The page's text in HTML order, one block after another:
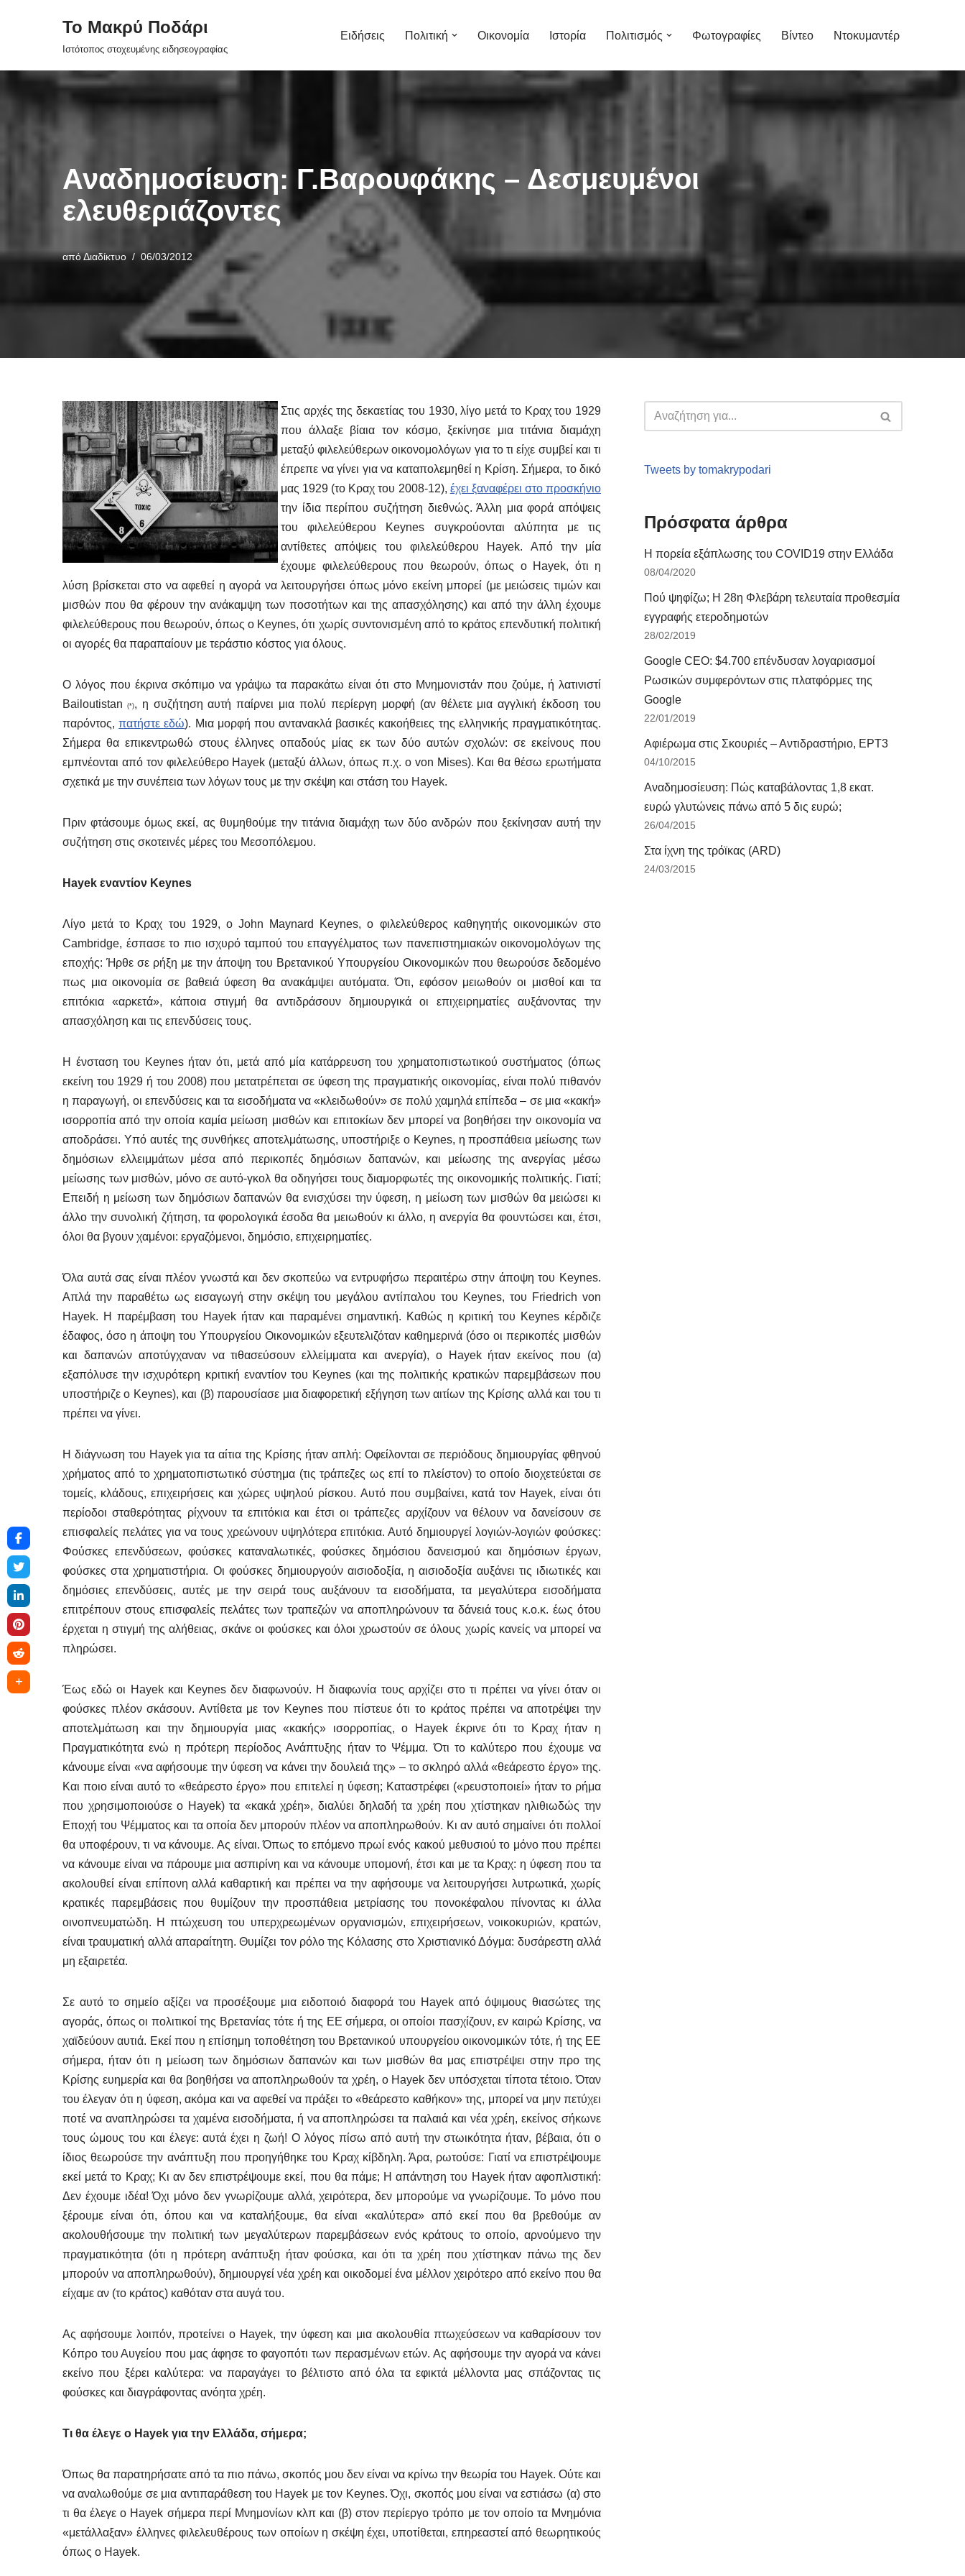
περιεχόμενο
Το Μακρύ Ποδάρι
Ιστότοπος στοχευμένης ειδησεογραφίας
Ειδήσεις Πολιτική Οικονομία Ιστορία Πολιτισμός Φωτογραφίες Βίντεο Ντοκυμαντέρ
Αναδημοσίευση: Γ.Βαρουφάκης – Δεσμευμένοι
ελευθεριάζοντες
απόΔιαδίκτυο 06/03/2012
Στις αρχές της δεκαετίας του 1930, λίγο μετά το Κραχ του 1929
που άλλαξε βίαια τον κόσμο, ξεκίνησε μια τιτάνια διαμάχη
μεταξύ φιλελεύθερων οικονομολόγων για το τι είχε συμβεί και τι
έπρεπε να γίνει για να καταπολεμηθεί η Κρίση. Σήμερα, το δικό
μας 1929 (το Κραχ του 2008-12), έχει ξαναφέρει στο προσκήνιο
την ίδια περίπου συζήτηση διεθνώς. Άλλη μια φορά απόψεις
του φιλελεύθερου Keynes συγκρούονται αλύπητα με τις
αντίθετες απόψεις του φιλελεύθερου Hayek. Από την μία
έχουμε φιλελεύθερους που θεωρούν, όπως ο Hayek, ότι η
λύση βρίσκεται στο να αφεθεί η αγορά να λειτουργήσει όπως μόνο εκείνη μπορεί (με μειώσεις τιμών και
μισθών που θα φέρουν την ανάκαμψη των ποσοτήτων και της απασχόλησης) και από την άλλη έχουμε
φιλελεύθερους που θεωρούν, όπως ο Keynes, ότι χωρίς συντονισμένη από το κράτος επενδυτική πολιτική
οι αγορές θα παραπαίουν με τεράστιο κόστος για όλους.
Ο λόγος που έκρινα σκόπιμο να γράψω τα παρακάτω είναι ότι στο Μνημονιστάν που ζούμε, ή λατινιστί
Bailoutistan (*), η συζήτηση αυτή παίρνει μια πολύ περίεργη μορφή (αν θέλετε μια αγγλική έκδοση του
παρόντος,πατήστε εδώ). Μια μορφή που αντανακλά βασικές κακοήθειες της ελληνικής πραγματικότητας.
Σήμερα θα επικεντρωθώ στους έλληνες οπαδούς μίας εκ των δύο αυτών σχολών: σε εκείνους που
εμπνέονται από τον φιλελεύθερο Hayek (μεταξύ άλλων, όπως π.χ. ο von Mises). Και θα θέσω ερωτήματα
σχετικά με την συνέπεια των λόγων τους με την σκέψη και στάση του Hayek.
Πριν φτάσουμε όμως εκεί, ας θυμηθούμε την τιτάνια διαμάχη των δύο ανδρών που ξεκίνησαν αυτή την
συζήτηση στις σκοτεινές μέρες του Μεσοπόλεμου.
Hayek εναντίον Keynes
Λίγο μετά το Κραχ του 1929, ο John Maynard Keynes, ο φιλελεύθερος καθηγητής οικονομικών στο
Cambridge, έσπασε το πιο ισχυρό ταμπού του επαγγέλματος των πανεπιστημιακών οικονομολόγων της
εποχής: Ήρθε σε ρήξη με την άποψη του Βρετανικού Υπουργείου Οικονομικών που θεωρούσε δεδομένο
πως μια οικονομία σε βαθειά ύφεση θα ανακάμψει αυτόματα. Ότι, εφόσον μειωθούν οι μισθοί και τα
επιτόκια «αρκετά», κάποια στιγμή θα αντιδράσουν δημιουργικά οι επιχειρηματίες αυξάνοντας την
απασχόληση και τις επενδύσεις τους.
Η ένσταση του Keynes ήταν ότι, μετά από μία κατάρρευση του χρηματοπιστωτικού συστήματος (όπως
εκείνη του 1929 ή του 2008) που μετατρέπεται σε ύφεση της πραγματικής οικονομίας, είναι πολύ πιθανόν
η παραγωγή, οι επενδύσεις και τα εισοδήματα να «κλειδωθούν» σε πολύ χαμηλά επίπεδα – σε μια «κακή»
ισορροπία από την οποία καμία μείωση μισθών και επιτοκίων δεν μπορεί να βοηθήσει την οικονομία να
αποδράσει. Υπό αυτές της συνθήκες αποτελμάτωσης, υποστήριξε ο Keynes, η προσπάθεια μείωσης των
δημόσιων ελλειμμάτων μέσα από περικοπές δημόσιων δαπανών, και μείωσης της ανεργίας μέσω
μείωσης των μισθών, μόνο σε αυτό-γκολ θα οδηγήσει τους διαμορφωτές της οικονομικής πολιτικής. Γιατί;
Επειδή η μείωση των δημόσιων δαπανών θα ενισχύσει την ύφεση, η μείωση των μισθών θα μειώσει κι
άλλο την συνολική ζήτηση, τα φορολογικά έσοδα θα μειωθούν κι άλλο, η ανεργία θα φουντώσει και, έτσι,
όλοι θα βγουν χαμένοι: εργαζόμενοι, δημόσιο, επιχειρηματίες.
Όλα αυτά σας είναι πλέον γνωστά και δεν σκοπεύω να εντρυφήσω περαιτέρω στην άποψη του Keynes.
Απλά την παραθέτω ως εισαγωγή στην σκέψη του μεγάλου αντίπαλου του Keynes, του Friedrich von
Hayek. Η παρέμβαση του Hayek ήταν και παραμένει σημαντική. Καθώς η κριτική του Keynes κέρδιζε
έδαφος, όσο η άποψη του Υπουργείου Οικονομικών εξευτελιζόταν καθημερινά (όσο οι περικοπές μισθών
και δαπανών αποτύγχαναν να τιθασεύσουν ελλείμματα και ανεργία), ο Hayek ήταν εκείνος που (α)
εξαπόλυσε την ισχυρότερη κριτική εναντίον του Keynes (και της πολιτικής κρατικών παρεμβάσεων που
υποστήριζε ο Keynes), και (β) παρουσίασε μια διαφορετική εξήγηση των αιτίων της Κρίσης αλλά και του τι
πρέπει να γίνει.
Η διάγνωση του Hayek για τα αίτια της Κρίσης ήταν απλή: Οφείλονται σε περιόδους δημιουργίας φθηνού
χρήματος από το χρηματοπιστωτικό σύστημα (τις τράπεζες ως επί το πλείστον) το οποίο διοχετεύεται σε
τομείς, κλάδους, επιχειρήσεις και χώρες υψηλού ρίσκου. Αυτό που συμβαίνει, κατά τον Hayek, είναι ότι
περίοδοι σταθερότητας ρίχνουν τα επιτόκια και έτσι οι τράπεζες αρχίζουν να θέλουν να δανείσουν σε
επισφαλείς πελάτες για να τους χρεώνουν υψηλότερα επιτόκια. Αυτό δημιουργεί λογιών-λογιών φούσκες:
Φούσκες επενδύσεων, φούσκες καταναλωτικές, φούσκες δημόσιου δανεισμού και δημόσιων έργων,
φούσκες στα χρηματιστήρια. Οι φούσκες δημιουργούν αισιοδοξία, η αισιοδοξία αυξάνει τις ιδιωτικές και
δημόσιες επενδύσεις, αυτές με την σειρά τους αυξάνουν τα εισοδήματα, τα μεγαλύτερα εισοδήματα
επιτρέπουν στους επισφαλείς πελάτες των τραπεζών να αποπληρώνουν τα δάνειά τους κ.ο.κ. έως ότου
έρχεται η στιγμή της αλήθειας, σκάνε οι φούσκες και όλοι χρωστούν σε όλους χωρίς κανείς να μπορεί να
πληρώσει.
Έως εδώ οι Hayek και Keynes δεν διαφωνούν. Η διαφωνία τους αρχίζει στο τι πρέπει να γίνει όταν οι
φούσκες πλέον σκάσουν. Αντίθετα με τον Keynes που πίστευε ότι το κράτος πρέπει να αποτρέψει την
αποτελμάτωση και την δημιουργία μιας «κακής» ισορροπίας, ο Hayek έκρινε ότι το Κραχ ήταν η
Πραγματικότητα ενώ η πρότερη περίοδος Ανάπτυξης ήταν το Ψέμμα. Ότι το καλύτερο που έχουμε να
κάνουμε είναι «να αφήσουμε την ύφεση να κάνει την δουλειά της» – το σκληρό αλλά «θεάρεστο έργο» της.
Και ποιο είναι αυτό το «θεάρεστο έργο» που επιτελεί η ύφεση; Καταστρέφει («ρευστοποιεί» ήταν το ρήμα
που χρησιμοποιούσε ο Hayek) τα «κακά χρέη», διαλύει δηλαδή τα χρέη που χτίστηκαν ηλιθιωδώς την
Εποχή του Ψέμματος και τα οποία δεν μπορούν πλέον να αποπληρωθούν. Κι αν αυτό σημαίνει ότι πολλοί
θα υποφέρουν, τι να κάνουμε. Ας είναι. Όπως το επόμενο πρωί ενός κακού μεθυσιού το μόνο που πρέπει
να κάνουμε είναι να πάρουμε μια ασπιρίνη και να κάνουμε υπομονή, έτσι και με τα Κραχ: η ύφεση που τα
ακολουθεί είναι επίπονη αλλά καθαρτική και πρέπει να την αφήσουμε να λειτουργήσει λυτρωτικά, χωρίς
κρατικές παρεμβάσεις που θυμίζουν την προσπάθεια μετρίασης του πονοκέφαλου πίνοντας κι άλλα
οινοπνευματώδη. Η πτώχευση του υπερχρεωμένων οργανισμών, επιχειρήσεων, νοικοκυριών, κρατών,
είναι τραυματική αλλά απαραίτητη. Θυμίζει τον ρόλο της Κόλασης στο Χριστιανικό Δόγμα: δυσάρεστη αλλά
μη εξαιρετέα.
Σε αυτό το σημείο αξίζει να προσέξουμε μια ειδοποιό διαφορά του Hayek από όψιμους θιασώτες της
αγοράς, όπως οι πολιτικοί της Βρετανίας τότε ή της ΕΕ σήμερα, οι οποίοι πασχίζουν, εν καιρώ Κρίσης, να
χαϊδεύουν αυτιά. Εκεί που η επίσημη τοποθέτηση του Βρετανικού υπουργείου οικονομικών τότε, ή της ΕΕ
σήμερα, ήταν ότι η μείωση των δημόσιων δαπανών και των μισθών θα μας επιστρέψει στην προ της
Κρίσης ευημερία και θα βοηθήσει να αποπληρωθούν τα χρέη, ο Hayek δεν υπόσχεται τίποτα τέτοιο. Όταν
του έλεγαν ότι η ύφεση, ακόμα και να αφεθεί να πράξει το «θεάρεστο καθήκον» της, μπορεί να μην πετύχει
ποτέ να αναπληρώσει τα χαμένα εισοδήματα, ή να αποπληρώσει τα παλαιά και νέα χρέη, εκείνος σήκωνε
τους ώμους του και έλεγε: αυτά έχει η ζωή! Ο λόγος πίσω από αυτή την στωικότητα ήταν, βέβαια, ότι ο
ίδιος θεωρούσε την ανάπτυξη που προηγήθηκε του Κραχ κίβδηλη. Άρα, ρωτούσε: Γιατί να επιστρέψουμε
εκεί μετά το Κραχ; Κι αν δεν επιστρέψουμε εκεί, που θα πάμε; Η απάντηση του Hayek ήταν αφοπλιστική:
Δεν έχουμε ιδέα! Όχι μόνο δεν γνωρίζουμε αλλά, χειρότερα, δεν μπορούμε να γνωρίζουμε. Το μόνο που
ξέρουμε είναι ότι, όπου και να καταλήξουμε, θα είναι «καλύτερα» από εκεί που θα βρεθούμε αν
ακολουθήσουμε την πολιτική των μεγαλύτερων παρεμβάσεων ενός κράτους το οποίο, αρνούμενο την
πραγματικότητα (ότι η πρότερη ανάπτυξη ήταν φούσκα, και ότι τα χρέη που χτίστηκαν πάνω της δεν
μπορούν να αποπληρωθούν), δημιουργεί νέα χρέη και οικοδομεί ένα μέλλον χειρότερο από εκείνο που θα
είχαμε αν (το κράτος) καθόταν στα αυγά του.
Ας αφήσουμε λοιπόν, προτείνει ο Hayek, την ύφεση και μια ακολουθία πτωχεύσεων να καθαρίσουν τον
Κόπρο του Αυγείου που μας άφησε το φαγοπότι των περασμένων ετών. Ας αφήσουμε την αγορά να κάνει
εκείνο που ξέρει καλύτερα: να παραγάγει το βέλτιστο από όλα τα εφικτά μέλλοντα μας σπάζοντας τις
φούσκες και διαγράφοντας ανόητα χρέη.
Τι θα έλεγε ο Hayek για την Ελλάδα, σήμερα;
Όπως θα παρατηρήσατε από τα πιο πάνω, σκοπός μου δεν είναι να κρίνω την θεωρία του Hayek. Ούτε και
να αναλωθούμε σε μια αντιπαράθεση του Hayek με τον Keynes. Όχι, σκοπός μου είναι να εστιάσω (α) στο
τι θα έλεγε ο Hayek σήμερα περί Μνημονίων κλπ και (β) στον περίεργο τρόπο με τον οποίο τα Μνημόνια
«μετάλλαξαν» έλληνες φιλελευθέρους των οποίων η σκέψη έχει, υποτίθεται, επηρεαστεί από θεωρητικούς
όπως ο Hayek.
Tweets by tomakrypodari
Πρόσφατα άρθρα
Η πορεία εξάπλωσης του COVID19 στην Ελλάδα
08/04/2020
Πού ψηφίζω; Η 28η Φλεβάρη τελευταία προθεσμία
εγγραφής ετεροδημοτών
28/02/2019
Google CEO: $4.700 επένδυσαν λογαριασμοί
Ρωσικών συμφερόντων στις πλατφόρμες της
Google
22/01/2019
Αφιέρωμα στις Σκουριές – Αντιδραστήριο, ΕΡΤ3
04/10/2015
Αναδημοσίευση: Πώς καταβάλοντας 1,8 εκατ.
ευρώ γλυτώνεις πάνω από 5 δις ευρώ;
26/04/2015
Στα ίχνη της τρόϊκας (ARD)
24/03/2015